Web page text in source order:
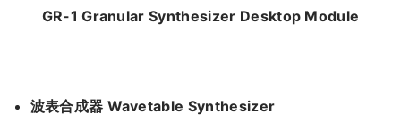
GR-1 Granular Synthesizer Desktop Module
波表合成器 Wavetable Synthesizer